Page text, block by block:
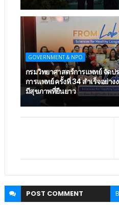
GOVERNMENT & NPO
กรมวิทยาศาสตร์การแพทย์ จัด
การแพทย์ ครั้งที่ 34 สำเร็จอย่า
มีสุขภาพที่ยืนยาว
POST COMMENT